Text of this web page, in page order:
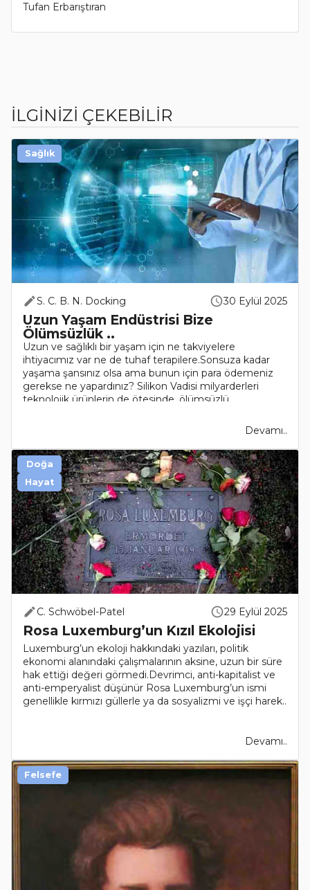
Tufan Erbarıştıran
İLGİNİZİ ÇEKEBİLİR
S. C. B. N. Docking 30 Eylül 2025
Uzun Yaşam Endüstrisi Bize
Ölümsüzlük ..
Uzun ve sağlıklı bir yaşam için ne takviyelere
ihtiyacımız var ne de tuhaf terapilere.Sonsuza kadar
yaşama şansınız olsa ama bunun için para ödemeniz
gerekse ne yapardınız? Silikon Vadisi milyarderleri
teknolojik ürünlerin de ötesinde, ölümsüzlü..
Devamı..
Sağlık
C. Schwöbel-Patel 29 Eylül 2025
Rosa Luxemburg’un Kızıl Ekolojisi
Luxemburg’un ekoloji hakkındaki yazıları, politik
ekonomi alanındaki çalışmalarının aksine, uzun bir süre
hak ettiği değeri görmedi.Devrimci, anti-kapitalist ve
anti-emperyalist düşünür Rosa Luxemburg’un ismi
genellikle kırmızı güllerle ya da sosyalizmi ve işçi harek..
Devamı..
Doğa
Hayat
Felsefe